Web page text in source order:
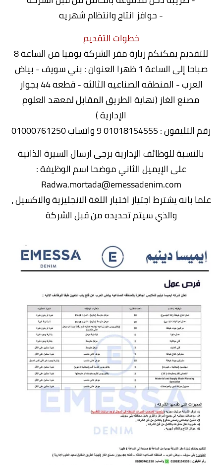
- حوافز انتاج وانتظام شهريه
خطوات التقديم
للتقديم يمكنكم زيارة مقر الشركة يوميا من الساعة 8
صباحا إلى الساعة 1 ظهرا العنوان : بني سويف - بياض
العرب - المنطقه الصناعيه الثالثه - قطعه 44 بجوار
مصنع الغاز (نهاية الطريق المقابل لمعهد العلوم
الإدارية )
رقم التليفون : 01018154555 9 واتساب 01000761250
بالنسبة للوظائف الإدارية برجى ارسال السيرة الذاتية
على الإيميل الثاني موضحا اسم الوظيفة :
Radwa.mortada@emessadenim.com
علما بانه يشترط اجتياز اختبار اللغة الانجليزية والاكسيل ،
والذي سيتم تحديده من قبل الشركة